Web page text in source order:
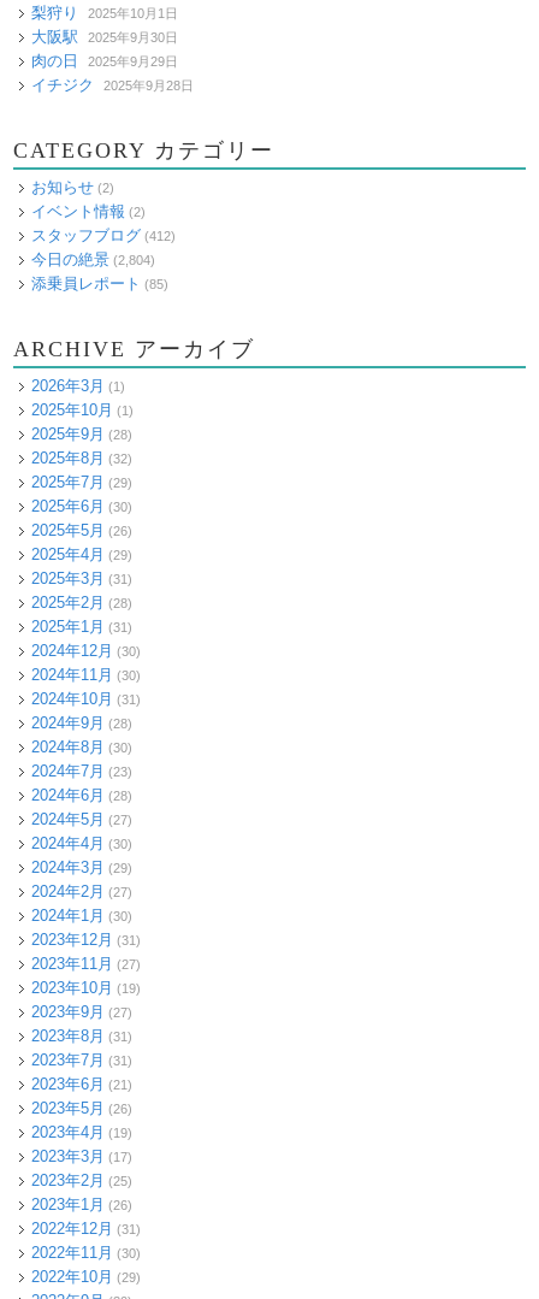
梨狩り 2025年10月1日
大阪駅 2025年9月30日
肉の日 2025年9月29日
イチジク 2025年9月28日
CATEGORY カテゴリー
お知らせ (2)
イベント情報 (2)
スタッフブログ (412)
今日の絶景 (2,804)
添乗員レポート (85)
ARCHIVE アーカイブ
2026年3月 (1)
2025年10月 (1)
2025年9月 (28)
2025年8月 (32)
2025年7月 (29)
2025年6月 (30)
2025年5月 (26)
2025年4月 (29)
2025年3月 (31)
2025年2月 (28)
2025年1月 (31)
2024年12月 (30)
2024年11月 (30)
2024年10月 (31)
2024年9月 (28)
2024年8月 (30)
2024年7月 (23)
2024年6月 (28)
2024年5月 (27)
2024年4月 (30)
2024年3月 (29)
2024年2月 (27)
2024年1月 (30)
2023年12月 (31)
2023年11月 (27)
2023年10月 (19)
2023年9月 (27)
2023年8月 (31)
2023年7月 (31)
2023年6月 (21)
2023年5月 (26)
2023年4月 (19)
2023年3月 (17)
2023年2月 (25)
2023年1月 (26)
2022年12月 (31)
2022年11月 (30)
2022年10月 (29)